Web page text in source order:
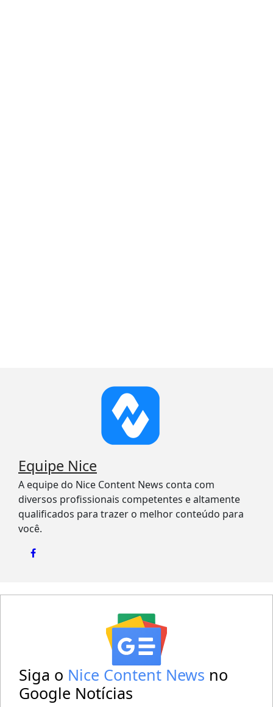
Equipe Nice
A equipe do Nice Content News conta com
diversos profissionais competentes e altamente
qualificados para trazer o melhor conteúdo para
você.
Siga o Nice Content News no
Google Notícias